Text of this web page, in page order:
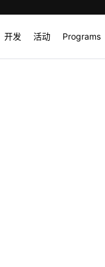
开发 活动 Programs